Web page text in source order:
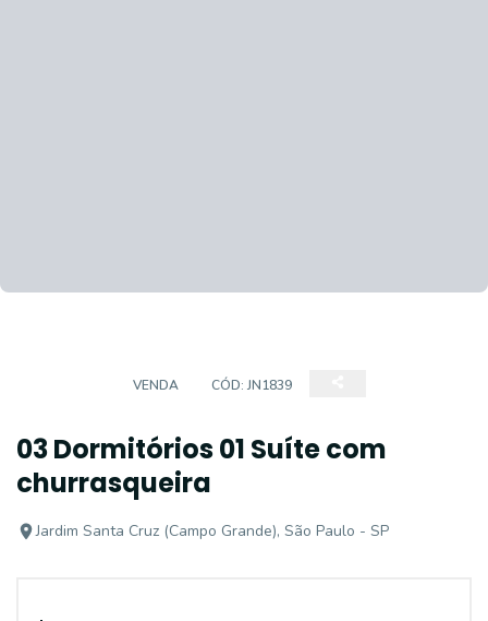
VENDA CÓD: JN1839
03 Dormitórios 01 Suíte com
churrasqueira
Jardim Santa Cruz (Campo Grande), São Paulo - SP